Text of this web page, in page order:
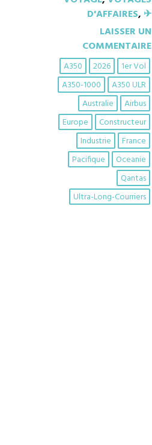
D'AFFAIRES, ✈︎
LAISSER UN
COMMENTAIRE
1er Vol
2026
A350
A350 ULR
A350-1000
Airbus
Australie
Constructeur
Europe
France
Industrie
Oceanie
Pacifique
Qantas
Ultra-Long-Courriers